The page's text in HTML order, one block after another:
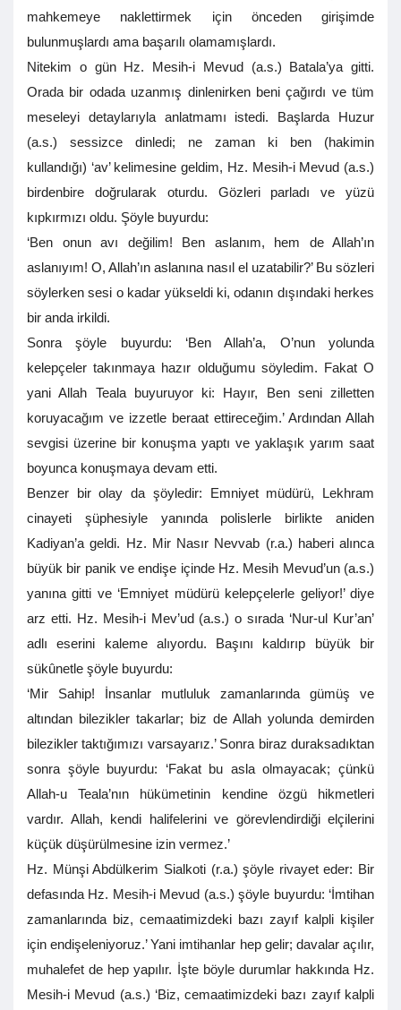
mahkemeye naklettirmek için önceden girişimde
bulunmuşlardı ama başarılı olamamışlardı.
Nitekim o gün Hz. Mesih-i Mevud (a.s.) Batala’ya gitti.
Orada bir odada uzanmış dinlenirken beni çağırdı ve tüm
meseleyi detaylarıyla anlatmamı istedi. Başlarda Huzur
(a.s.) sessizce dinledi; ne zaman ki ben (hakimin
kullandığı) ‘av’ kelimesine geldim, Hz. Mesih-i Mevud (a.s.)
birdenbire doğrularak oturdu. Gözleri parladı ve yüzü
kıpkırmızı oldu. Şöyle buyurdu:
‘Ben onun avı değilim! Ben aslanım, hem de Allah’ın
aslanıyım! O, Allah’ın aslanına nasıl el uzatabilir?’ Bu sözleri
söylerken sesi o kadar yükseldi ki, odanın dışındaki herkes
bir anda irkildi.
Sonra şöyle buyurdu: ‘Ben Allah’a, O’nun yolunda
kelepçeler takınmaya hazır olduğumu söyledim. Fakat O
yani Allah Teala buyuruyor ki: Hayır, Ben seni zilletten
koruyacağım ve izzetle beraat ettireceğim.’ Ardından Allah
sevgisi üzerine bir konuşma yaptı ve yaklaşık yarım saat
boyunca konuşmaya devam etti.
Benzer bir olay da şöyledir: Emniyet müdürü, Lekhram
cinayeti şüphesiyle yanında polislerle birlikte aniden
Kadiyan’a geldi. Hz. Mir Nasır Nevvab (r.a.) haberi alınca
büyük bir panik ve endişe içinde Hz. Mesih Mevud’un (a.s.)
yanına gitti ve ‘Emniyet müdürü kelepçelerle geliyor!’ diye
arz etti. Hz. Mesih-i Mev’ud (a.s.) o sırada ‘Nur-ul Kur’an’
adlı eserini kaleme alıyordu. Başını kaldırıp büyük bir
sükûnetle şöyle buyurdu:
‘Mir Sahip! İnsanlar mutluluk zamanlarında gümüş ve
altından bilezikler takarlar; biz de Allah yolunda demirden
bilezikler taktığımızı varsayarız.’ Sonra biraz duraksadıktan
sonra şöyle buyurdu: ‘Fakat bu asla olmayacak; çünkü
Allah-u Teala’nın hükümetinin kendine özgü hikmetleri
vardır. Allah, kendi halifelerini ve görevlendirdiği elçilerini
küçük düşürülmesine izin vermez.’
Hz. Münşi Abdülkerim Sialkoti (r.a.) şöyle rivayet eder: Bir
defasında Hz. Mesih-i Mevud (a.s.) şöyle buyurdu: ‘İmtihan
zamanlarında biz, cemaatimizdeki bazı zayıf kalpli kişiler
için endişeleniyoruz.’ Yani imtihanlar hep gelir; davalar açılır,
muhalefet de hep yapılır. İşte böyle durumlar hakkında Hz.
Mesih-i Mevud (a.s.) ‘Biz, cemaatimizdeki bazı zayıf kalpli